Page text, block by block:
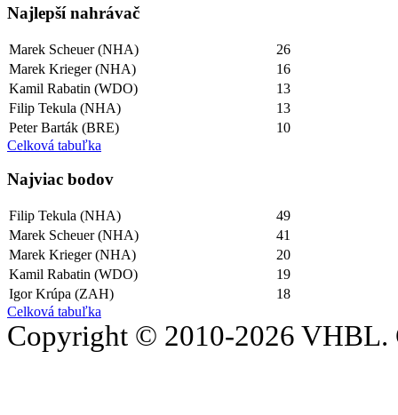
Najlepší­ nahrávač
Marek Scheuer (NHA)
26
Marek Krieger (NHA)
16
Kamil Rabatin (WDO)
13
Filip Tekula (NHA)
13
Peter Barták (BRE)
10
Celková tabuľka
Najviac bodov
Filip Tekula (NHA)
49
Marek Scheuer (NHA)
41
Marek Krieger (NHA)
20
Kamil Rabatin (WDO)
19
Igor Krúpa (ZAH)
18
Celková tabuľka
Copyright © 2010-2026 VHBL.